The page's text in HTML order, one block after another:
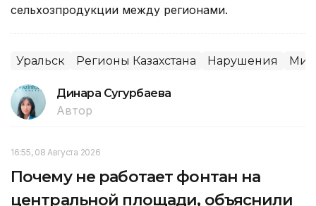
сельхозпродукции между регионами.
Уральск Регионы Казахстана Нарушения
Динара Сугурбаева
Автор
16:55, 08 Августа 2026
Почему не работает фонтан на
центральной площади, объяснили